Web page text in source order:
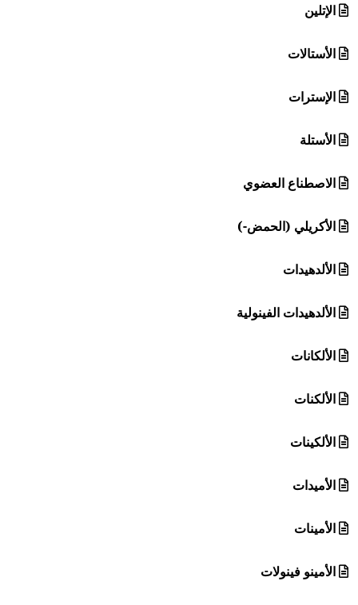
الإتلين
الأستالات
الإسترات
الأستلة
الاصطناع العضوي
الأكريلي (الحمض-)
الألدهيدات
الألدهيدات الفينولية
الألكانات
الألكنات
الألكينات
الأميدات
الأمينات
الأمينو فينولات